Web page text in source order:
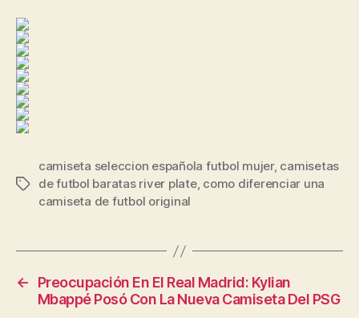
Etiquetas
camiseta seleccion española futbol mujer, camisetas
de futbol baratas river plate, como diferenciar una
camiseta de futbol original
←
Preocupación En El Real Madrid: Kylian
Mbappé Posó Con La Nueva Camiseta Del PSG